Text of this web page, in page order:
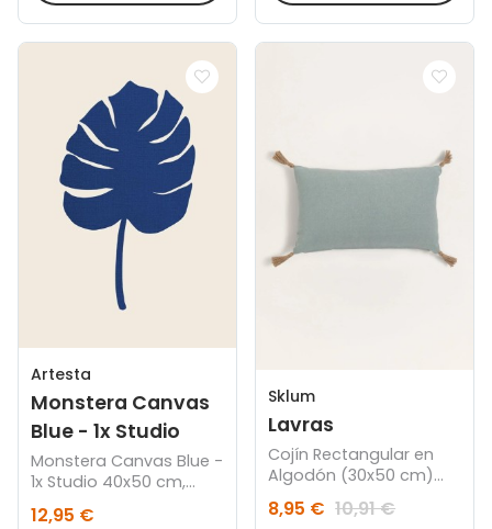
Artesta
Monstera Canvas
Blue - 1x Studio
Monstera Canvas Blue -
1x Studio 40x50 cm,
Marco color roble
12,95 €
Sklum
Lavras
Cojín Rectangular en
Algodón (30x50 cm)
Lavras
8,95 € 10,91 €